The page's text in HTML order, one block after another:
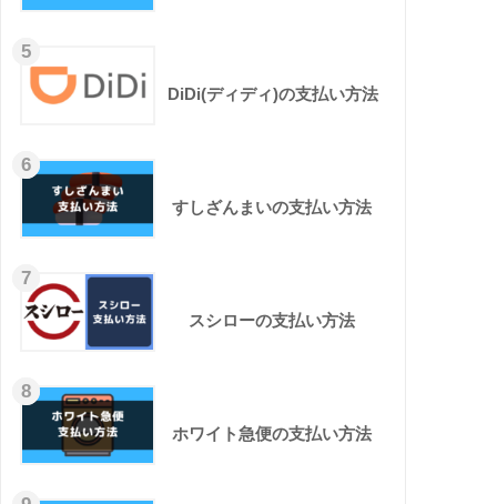
5
DiDi(ディディ)の支払い方法
6
すしざんまいの支払い方法
7
スシローの支払い方法
8
ホワイト急便の支払い方法